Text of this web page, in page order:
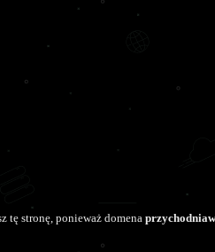
tę stronę, ponieważ domena